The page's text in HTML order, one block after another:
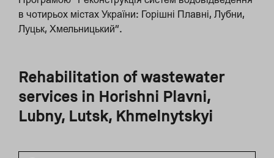
в чотирьох містах України: Горішні Плавні, Лубни,
Луцьк, Хмельницький”.
Rehabilitation of wastewater
services in Horishni Plavni,
Lubny, Lutsk, Khmelnytskyi